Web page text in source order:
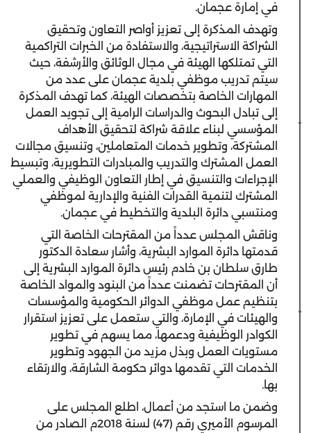
في إمارة عجمان.
وتهدف المذكرة إلى تعزيز أواصر التعاون وتحقيق
الشراكة الاستراتيجية، والاستفادة من الخبرات التراكمية
التي تمتلكها الهيئة في مجال الوثائق والأرشفة، حيث
سيتم تدريب موظفي بلدية عجمان على عدد من
المهارات الخاصة بتخصصات الهيئة، كما تهدف المذكرة
إلى تبادل البحوث والدراسات الرامية إلى تجويد العمل
المؤسسي لبناء علاقة شراكة لتحقيق الأهداف
المشتركة، وتطوير خدمات المتعاملين، وتنسيق مجالات
العمل المشترك والتدريب والمبادرات التطويرية، وتبسيط
الإجراءات والتنسيق في إطار التعاون الوظيفي والعملي
المشترك لتنمية القدرات الفنية والإدارية لموظفي
ومنتسبي دائرة البلدية والتخطيط في عجمان.
وناقش المجلس عدداً من المقترحات الخاصة التي
قدمتها دائرة الموارد البشرية، وأشار سعادة الدكتور
طارق سلطان بن خادم رئيس دائرة الموارد البشرية إلى
أن المقترحات تضمنت عدداً من البنود والمواد الخاصة
بتنظيم عمل موظفي الدوائر الحكومية والمؤسسات
والهيئات في الإمارة، والتي ستعمل على تعزيز استقرار
الكوادر الوظيفية ودعمها، مما يسهم في تطوير
مستويات العمل وبذل مزيد من الجهود وتطوير
الخدمات التي تقدمها دوائر حكومة الشارقة، والارتقاء
بها.
وضمن ما استجد من أعمال، اطلع المجلس على
المرسوم الأميري رقم (47) لسنة 2018م الصادر من